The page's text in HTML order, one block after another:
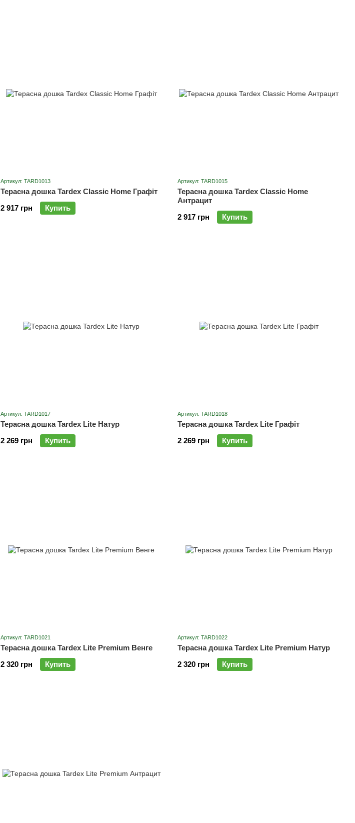
Артикул: TARD1013
Терасна дошка Tardex Classic Home Графіт
2 917 грн
Купить
Артикул: TARD1015
Терасна дошка Tardex Classic Home
Антрацит
2 917 грн
Купить
Артикул: TARD1017
Терасна дошка Tardex Lite Натур
2 269 грн
Купить
Артикул: TARD1018
Терасна дошка Tardex Lite Графіт
2 269 грн
Купить
Артикул: TARD1021
Терасна дошка Tardex Lite Premium Венге
2 320 грн
Купить
Артикул: TARD1022
Терасна дошка Tardex Lite Premium Натур
2 320 грн
Купить